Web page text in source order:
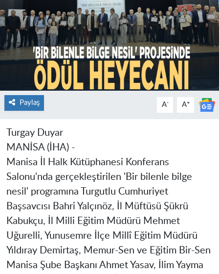
Paylaş A- A+
Turgay Duyar
MANİSA (İHA) -
Manisa İl Halk Kütüphanesi Konferans
Salonu'nda gerçekleştirilen 'Bir bilenle bilge
nesil' programına Turgutlu Cumhuriyet
Başsavcısı Bahri Yalçınöz, İl Müftüsü Şükrü
Kabukçu, İl Milli Eğitim Müdürü Mehmet
Uğurelli, Yunusemre İlçe Millî Eğitim Müdürü
Yıldıray Demirtaş, Memur-Sen ve Eğitim Bir-Sen
Manisa Şube Başkanı Ahmet Yasav, İlim Yayma